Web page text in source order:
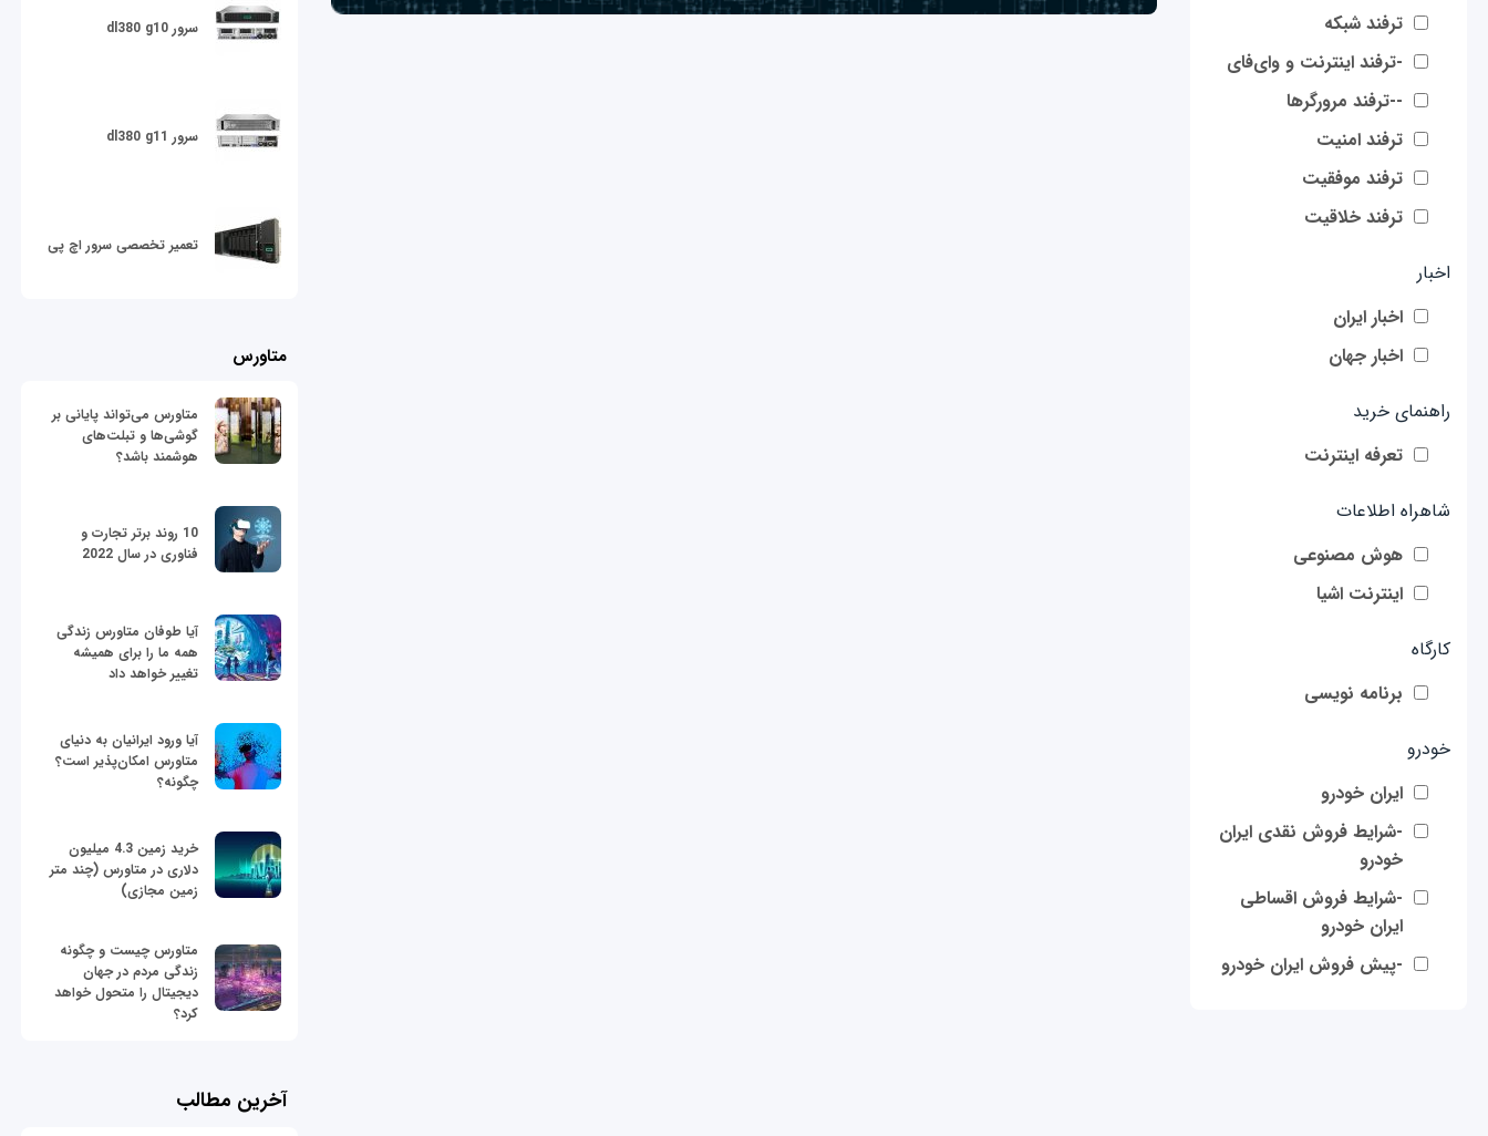
ترفند شبکه
-ترفند اینترنت و وای‌فای
--ترفند مرورگرها
ترفند امنیت
ترفند موفقیت
ترفند خلاقیت
اخبار
اخبار ایران
اخبار جهان
راهنمای خرید
تعرفه اینترنت
شاهراه اطلاعات
هوش مصنوعی
اینترنت اشیا
کارگاه
برنامه نویسی
خودرو
ایران خودرو
-شرایط فروش نقدی ایران
خودرو
-شرایط فروش اقساطی
ایران خودرو
-پیش فروش ایران خودرو
سرور dl380 g10
سرور dl380 g11
تعمیر تخصصی سرور اچ پی
متاورس
متاورس می‌تواند پایانی بر
گوشی‌ها و تبلت‌های
هوشمند باشد؟
10 روند برتر تجارت و
فناوری در سال 2022
آیا طوفان متاورس زندگی
همه ما را برای همیشه
تغییر خواهد داد
آیا ورود ایرانیان به دنیای
متاورس امکان‌پذیر است؟
چگونه؟
خرید زمین 4.3 میلیون
دلاری در متاورس (چند متر
زمین مجازی)
متاورس چیست و چگونه
زندگی مردم در جهان
دیجیتال را متحول خواهد
کرد؟
آخرین مطالب